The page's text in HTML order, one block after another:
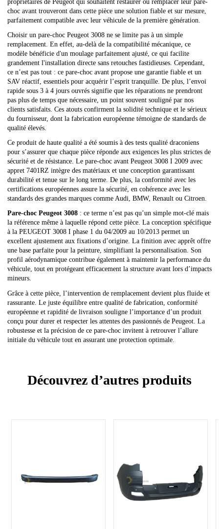
propriétaires de Peugeot qui souhaitent restaurer ou remplacer leur pare-
choc avant trouveront dans cette pièce une solution fiable et sur mesure,
parfaitement compatible avec leur véhicule de la première génération.
Choisir un pare-choc Peugeot 3008 ne se limite pas à un simple
remplacement. En effet, au-delà de la compatibilité mécanique, ce
modèle bénéficie d'un moulage parfaitement ajusté, ce qui facilite
grandement l'installation directe sans retouches fastidieuses. Cependant,
ce n’est pas tout : ce pare-choc avant propose une garantie fiable et un
SAV réactif, essentiels pour acquérir l’esprit tranquille. De plus, l’envoi
rapide sous 3 à 4 jours ouvrés signifie que les réparations ne prendront
pas plus de temps que nécessaire, un point souvent souligné par nos
clients satisfaits. Ces atouts confirment la solidité technique et le sérieux
du fournisseur, dont la fabrication européenne témoigne de standards de
qualité élevés.
Ce produit de haute qualité a été soumis à des tests qualité draconiens
pour s’assurer que chaque pièce réponde aux exigences les plus strictes de
sécurité et de résistance. Le pare-choc avant Peugeot 3008 I 2009 avec
appret 7401RZ intègre des matériaux et une conception garantissant
durabilité et tenue sur le long terme. De plus, la conformité avec les
certifications européennes assure la sécurité, en cohérence avec les
standards des grandes marques comme Audi, BMW, Renault ou Citroen.
Pare-choc Peugeot 3008 : ce terme n’est pas qu’un simple mot-clé mais
la référence même à laquelle répond cette pièce. La conception spécifique
à la PEUGEOT 3008 I phase 1 du 04/2009 au 10/2013 permet un
excellent ajustement aux fixations d’origine. La finition avec apprêt offre
une base parfaite pour la peinture, simplifiant la personnalisation. Son
profil aérodynamique contribue également à maintenir la performance du
véhicule, tout en protégeant efficacement la structure avant lors d’impacts
mineurs.
Grâce à cette pièce, l’intervention de remplacement devient plus fluide et
rassurante. Le juste équilibre entre qualité de fabrication, conformité
européenne et rapidité de livraison souligne l’importance d’un produit
conçu pour durer et respecter les attentes des passionnés de Peugeot. La
robustesse et la précision de ce pare-choc invitent à retrouver l’allure
initiale du véhicule tout en assurant une protection optimale.
Découvrez d’autres produits